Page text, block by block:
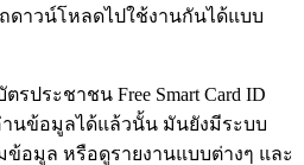
ถดาวน์โหลดไปใช้งานกันได้แบบ
ประชาชน Free Smart Card ID
านข้อมูลได้แล้วนั้น มันยังมีระบบ
อมูล หรือดูรายงานแบบต่างๆ และ